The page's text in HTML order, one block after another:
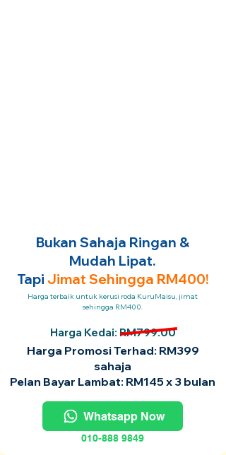
Bukan Sahaja Ringan &
Mudah Lipat.
Tapi Jimat Sehingga RM400!
Harga terbaik untuk kerusi roda KuruMaisu, jimat
sehingga RM400.
Harga Kedai: RM799.00
Harga Promosi Terhad: RM399
sahaja
Pelan Bayar Lambat: RM145 x 3 bulan
Whatsapp Now
010-888 9849